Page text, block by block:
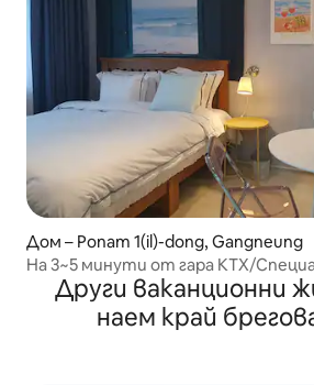
Дом – Ponam 1(il)-dong, Gangneung
На 3~5 минути от гара KTX/
коли)/На 1 минута от
На 1 минута от магазин за стоки
необходимост пред жилището
Други ваканционни
наем край